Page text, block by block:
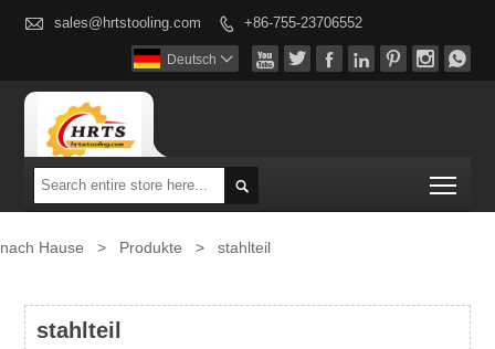
 sales@hrtstooling.com  +86-755-23706552
      
Deutsch 

nach Hause > Produkte > stahlteil
stahlteil